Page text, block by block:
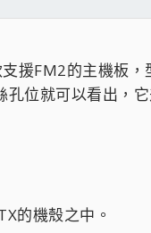
援FM2的主機板
位就可以看出，
的機殼之中。